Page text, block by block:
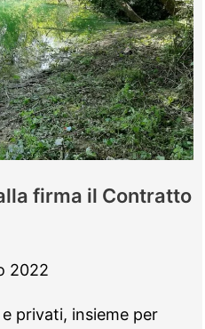
firma il Contratto
2022
privati, insieme per